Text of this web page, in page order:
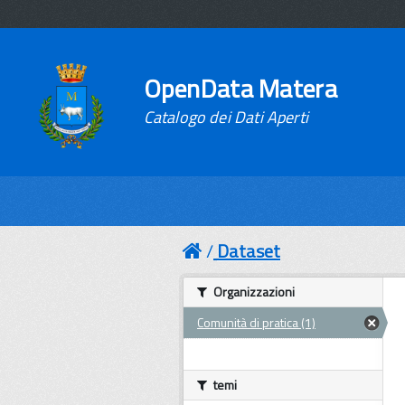
OpenData Matera
Catalogo dei Dati Aperti
Dataset
Organizzazioni
Comunità di pratica (1)
temi